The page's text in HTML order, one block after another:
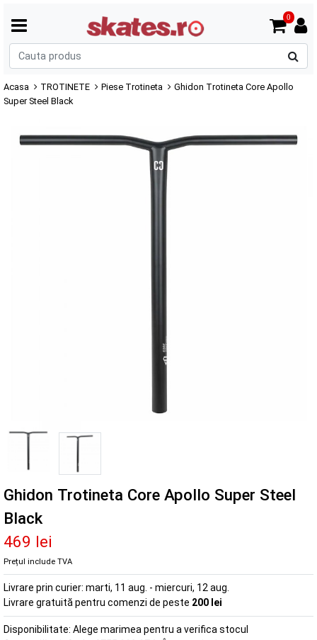
0
Acasa TROTINETE Piese Trotineta
Ghidon Trotineta Core Apollo
Super Steel Black
Ghidon Trotineta Core Apollo Super Steel
Black
469 lei
Prețul include TVA
Livrare prin curier: marti, 11 aug. - miercuri, 12 aug.
Livrare gratuită pentru comenzi de peste 200 lei
Disponibilitate: Alege marimea pentru a verifica stocul